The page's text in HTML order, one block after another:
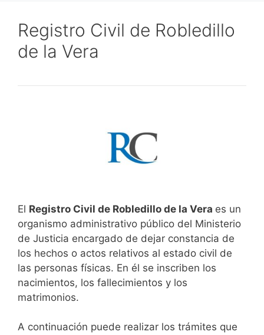
Registro Civil de Robledillo
de la Vera
El Registro Civil de Robledillo de la Vera es un
organismo administrativo público del Ministerio
de Justicia encargado de dejar constancia de
los hechos o actos relativos al estado civil de
las personas físicas. En él se inscriben los
nacimientos, los fallecimientos y los
matrimonios.
A continuación puede realizar los trámites que